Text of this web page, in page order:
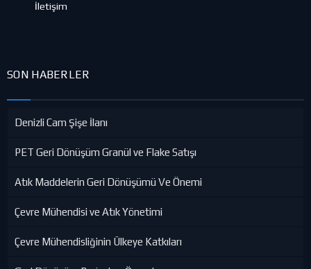
İletişim
SON HABERLER
Denizli Cam Şişe İlanı
PET Geri Dönüşüm Granül ve Flake Satışı
Atık Maddelerin Geri Dönüşümü Ve Önemi
Çevre Mühendisi ve Atık Yönetimi
Çevre Mühendisliğinin Ülkeye Katkıları